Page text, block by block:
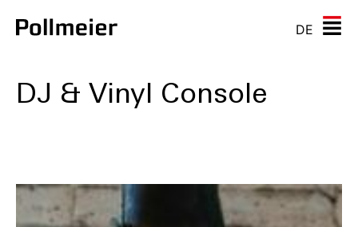
DE
DJ & Vinyl Console